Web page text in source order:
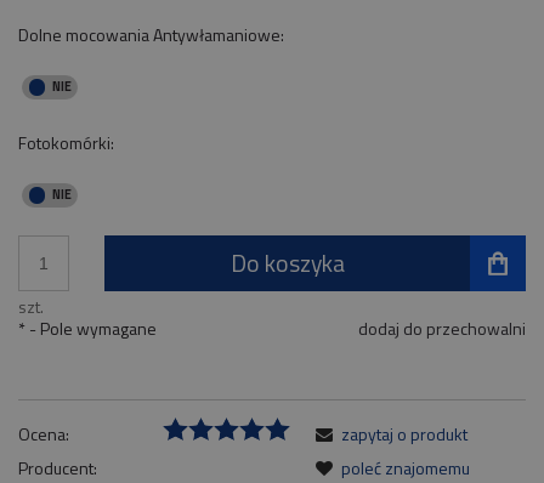
Dolne mocowania Antywłamaniowe:
Fotokomórki:
szt.
Do koszyka
dodaj do przechowalni
* - Pole wymagane
Ocena:
Producent:
zapytaj o produkt
poleć znajomemu